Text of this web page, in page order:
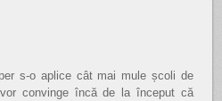
s-o aplice cât mai mule școli de
convinge încă de la început că